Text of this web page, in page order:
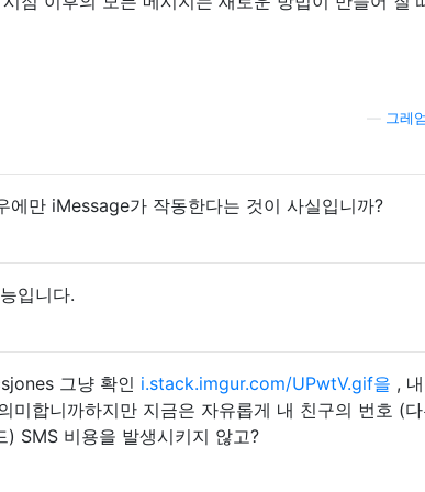
그레
만 iMessage가 작동한다는 것이 사실입니까?
입니다.
그냥 확인 i.stack.imgur.com/UPwtV.gif을 ,
미합니까하지만 지금은 자유롭게 내 친구의 번호 (
SMS 비용을 발생시키지 않고?